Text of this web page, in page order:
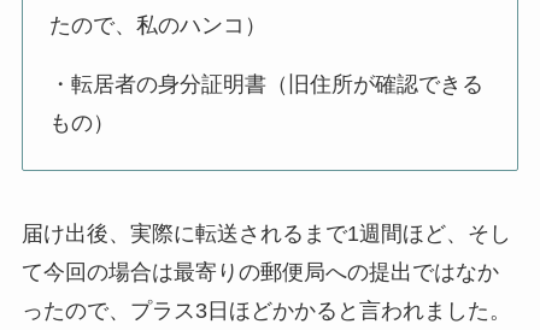
たので、私のハンコ）
・転居者の身分証明書（旧住所が確認できる
もの）
届け出後、実際に転送されるまで1週間ほど、そし
て今回の場合は最寄りの郵便局への提出ではなか
ったので、プラス3日ほどかかると言われました。